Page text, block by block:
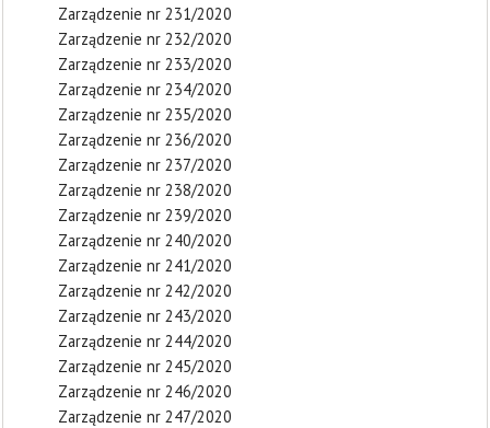
Zarządzenie nr 231/2020
Zarządzenie nr 232/2020
Zarządzenie nr 233/2020
Zarządzenie nr 234/2020
Zarządzenie nr 235/2020
Zarządzenie nr 236/2020
Zarządzenie nr 237/2020
Zarządzenie nr 238/2020
Zarządzenie nr 239/2020
Zarządzenie nr 240/2020
Zarządzenie nr 241/2020
Zarządzenie nr 242/2020
Zarządzenie nr 243/2020
Zarządzenie nr 244/2020
Zarządzenie nr 245/2020
Zarządzenie nr 246/2020
Zarządzenie nr 247/2020